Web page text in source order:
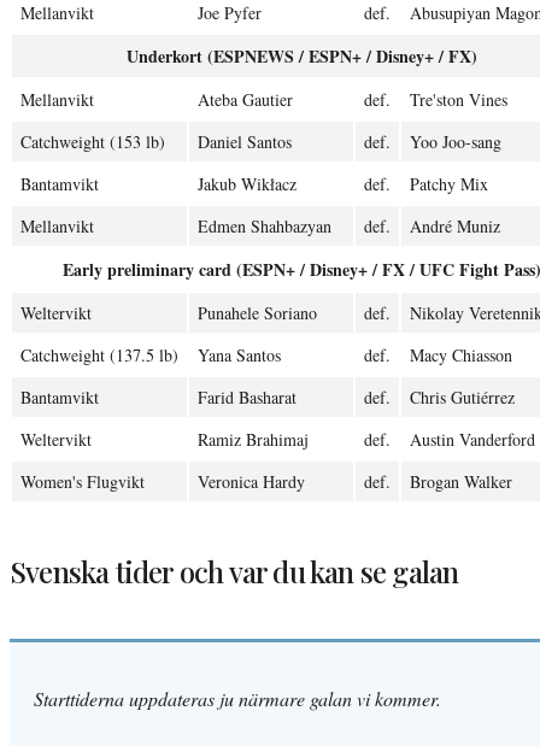
Mellanvikt
Joe Pyfer def. Abusupiyan
Underkort (ESPNEWS / ESPN+ / Disney+ / FX)
Mellanvikt Ateba Gautier def.
Tre'ston Vines
Catchweight (153 lb)
Daniel Santos def.
Yoo Joo-sang
Bantamvikt
Jakub Wikłacz def.
Patchy Mix
Mellanvikt
Edmen Shahbazyan def. André Muniz
Early preliminary card (ESPN+ / Disney+ / FX / UFC Fight Pass)
Weltervikt Punahele Soriano def.
Nikolay
Catchweight (137.5 lb)
Yana Santos def.
Macy Chiasson
Bantamvikt
Farid Basharat def.
Chris Gutiérrez
Weltervikt
Ramiz Brahimaj def.
Austin Vanderford
Women's Flugvikt
Veronica Hardy def. Brogan Walker
Svenska tider och var du kan se galan
Starttiderna uppdateras ju närmare galan vi kommer.